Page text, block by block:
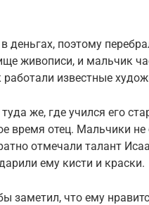
деньгах, поэтому
живописи, и мальчик
известные
же, где учился его
время отец. Мальчики
отмечали талант
ему кисти и краски.
заметил, что ему